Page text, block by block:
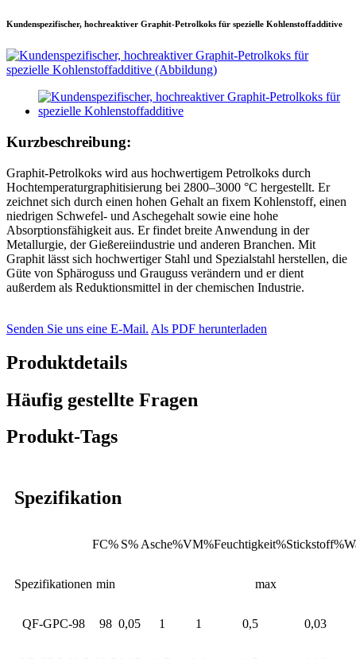
Kundenspezifischer, hochreaktiver Graphit-Petrolkoks für spezielle Kohlenstoffadditive
Kurzbeschreibung:
Graphit-Petrolkoks wird aus hochwertigem Petrolkoks durch
Hochtemperaturgraphitisierung bei 2800–3000 °C hergestellt. Er
zeichnet sich durch einen hohen Gehalt an fixem Kohlenstoff, einen
niedrigen Schwefel- und Aschegehalt sowie eine hohe
Absorptionsfähigkeit aus. Er findet breite Anwendung in der
Metallurgie, der Gießereiindustrie und anderen Branchen. Mit
Graphit lässt sich hochwertiger Stahl und Spezialstahl herstellen, die
Güte von Sphäroguss und Grauguss verändern und er dient
außerdem als Reduktionsmittel in der chemischen Industrie.
Senden Sie uns eine E-Mail. Als PDF herunterladen
Produktdetails
Häufig gestellte Fragen
Produkt-Tags
Spezifikation
Spezifikationen
FC% S% Asche%VM%Feuchtigkeit%Stickstoff%
min max
QF-GPC-98 98 0,05 1 1 0,5 0,03